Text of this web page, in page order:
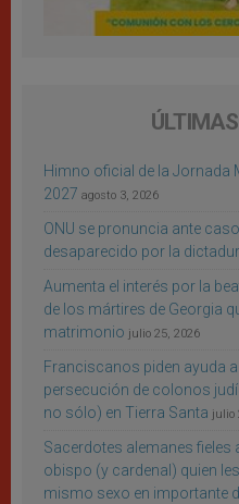
Himno oficial de la Jornada
2027 agosto 3, 2026
ONU se pronuncia ante
desaparecido por la
Aumenta el interés por la
de los mártires de Georgia
matrimonio julio 25, 2026
Franciscanos piden ayuda
persecución de colonos
no sólo) en Tierra Santa julio
Sacerdotes alemanes
obispo (y cardenal) quien
mismo sexo en importante